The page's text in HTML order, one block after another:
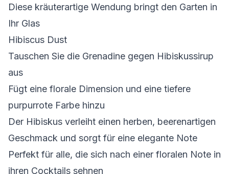
Diese kräuterartige Wendung bringt den Garten in
Ihr Glas
Hibiscus Dust
Tauschen Sie die Grenadine gegen Hibiskussirup
aus
Fügt eine florale Dimension und eine tiefere
purpurrote Farbe hinzu
Der Hibiskus verleiht einen herben, beerenartigen
Geschmack und sorgt für eine elegante Note
Perfekt für alle, die sich nach einer floralen Note in
ihren Cocktails sehnen